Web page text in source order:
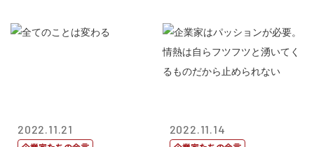
2022.11.21 2022.11.14